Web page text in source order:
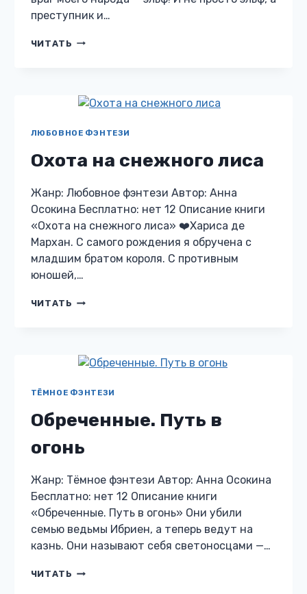
преступник и…
ЧИТАТЬ МОЙ
ЛЮБОВНОЕ ФЭНТЕЗИ
Охота на снежного лиса
Жанр: Любовное фэнтези Автор: Анна
Осокина Бесплатно: нет 12 Описание книги
«Охота на снежного лиса» ❤️Хариса де
Мархан. С самого рождения я обручена с
младшим братом короля. С противным
юношей,…
ЧИТАТЬ ОХОТА
ТЁМНОЕ ФЭНТЕЗИ
Обреченные. Путь в
огонь
Жанр: Тёмное фэнтези Автор: Анна Осокина
Бесплатно: нет 12 Описание книги
«Обреченные. Путь в огонь» Они убили
семью ведьмы Ибриен, а теперь ведут на
казнь. Они называют себя светоносцами —…
ЧИТАТЬ ОБРЕЧЕННЫЕ.